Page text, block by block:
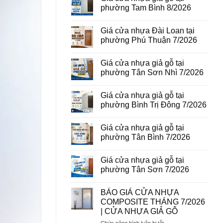
vân
gỗ
Bình
Hòa
8/2026
luận
ở
thép
vân
gỗ
phường Tam Bình 8/2026
bình
luận
ở
nhựa
giả
gỗ
Tam
Bình
8/2026
Giá cửa nhựa Đài Loan tại
phường Phú Thuận 7/2026
bình
luận
ở
nhựa
Đài
Loan
Phú
Thuận
7/2026
Giá cửa nhựa giả gỗ tại
phường Tân Sơn Nhì 7/2026
bình
luận
ở
nhựa
giả
gỗ
Tân
Sơn
Nhì
Giá cửa nhựa giả gỗ tại
phường Bình Trị Đông 7/2026
bình
luận
ở
nhựa
giả
gỗ
Bình
Trị
Đông
7/2026
Giá cửa nhựa giả gỗ tại
phường Tân Bình 7/2026
bình
luận
ở
nhựa
giả
gỗ
tại
Giá cửa nhựa giả gỗ tại
phường Tân Sơn 7/2026
bình
luận
ở
Giá
BÁO GIÁ CỬA NHỰA
COMPOSITE THÁNG 7/2026
| CỬA NHỰA GIẢ GỖ